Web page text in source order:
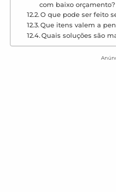
com baixo orçamento?
O que pode ser feito
Que itens valem a
Quais soluções são